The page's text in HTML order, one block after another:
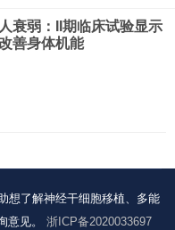
衰弱：II期临床试验显示
善身体机能
想了解神经干细胞移植、多能
意见。 浙ICP备2020033697